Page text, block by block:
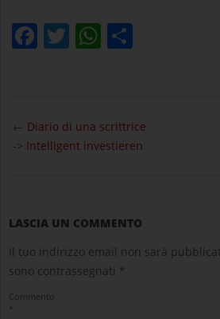
Facebook
TwitterWhatsApp
03-
16
← Diario di una scrittrice
-> Intelligent investieren
LASCIA UN COMMENTO
Il tuo indirizzo email non sarà
sono contrassegnati *
Commento
*